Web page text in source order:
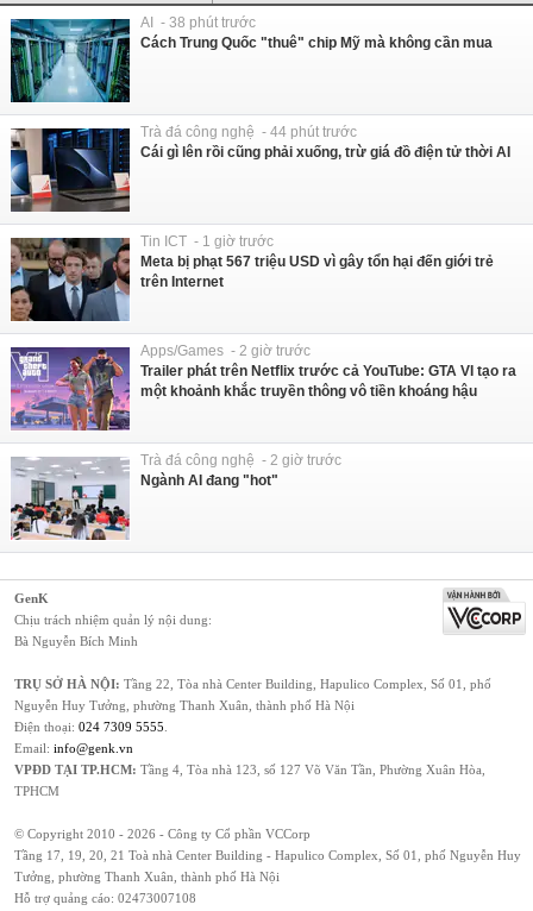
AI - 38 phút trước
Cách Trung Quốc "thuê" chip Mỹ mà không cần mua
Trà đá công nghệ - 44 phút trước
Cái gì lên rồi cũng phải xuống, trừ giá đồ điện tử thời AI
Tin ICT - 1 giờ trước
Meta bị phạt 567 triệu USD vì gây tổn hại đến giới trẻ
trên Internet
Apps/Games - 2 giờ trước
Trailer phát trên Netflix trước cả YouTube: GTA VI tạo ra
một khoảnh khắc truyền thông vô tiền khoáng hậu
Trà đá công nghệ - 2 giờ trước
Ngành AI đang "hot"
GenK
Chịu trách nhiệm quản lý nội dung:
Bà Nguyễn Bích Minh
TRỤ SỞ HÀ NỘI: Tầng 22, Tòa nhà Center Building, Hapulico Complex, Số 01, phố
Nguyễn Huy Tưởng, phường Thanh Xuân, thành phố Hà Nội
Điện thoại: 024 7309 5555
Email: info@genk.vn
VPĐD TẠI TP.HCM: Tầng 4, Tòa nhà 123, số 127 Võ Văn Tần, Phường Xuân Hòa,
TPHCM
© Copyright 2010 - 2026 - Công ty Cổ phần VCCorp
Tầng 17, 19, 20, 21 Toà nhà Center Building - Hapulico Complex, Số 01, phố Nguyễn Huy
Tưởng, phường Thanh Xuân, thành phố Hà Nội
Hỗ trợ quảng cáo: 02473007108